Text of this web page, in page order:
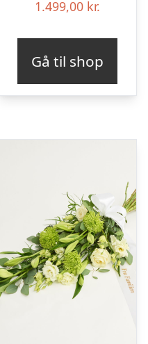
1.499,00 kr.
Gå til shop